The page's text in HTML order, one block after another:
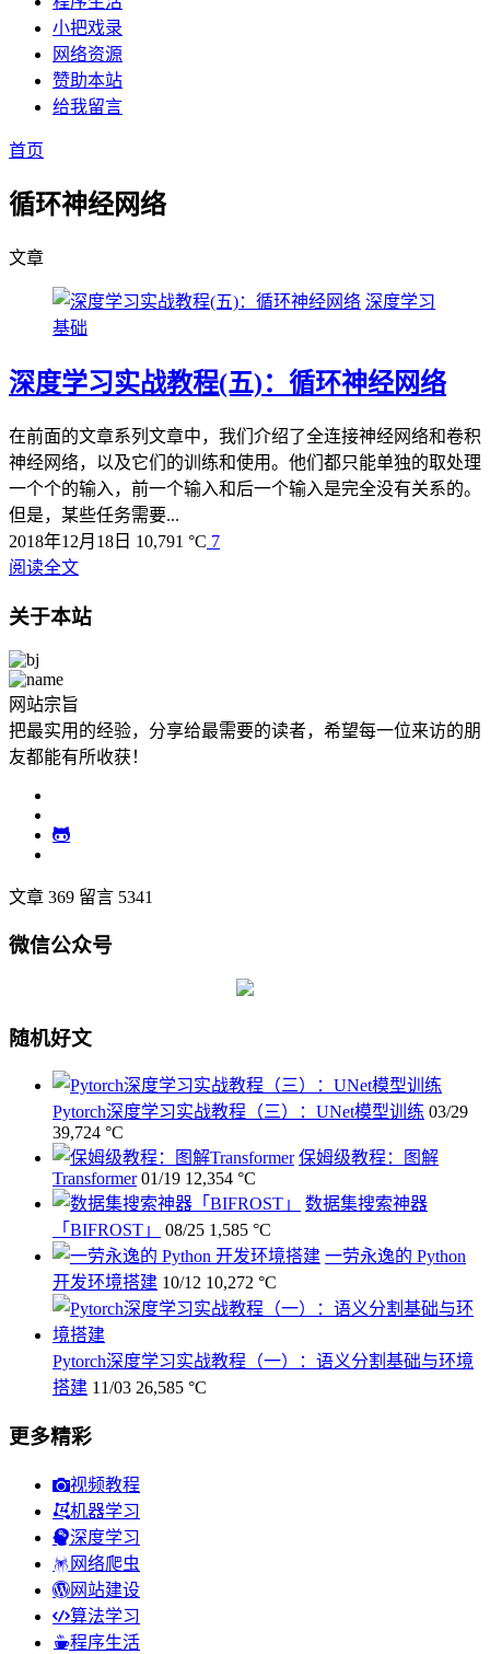
小把戏录
网络资源
赞助本站
给我留言
首页
循环神经网络
文章
深度学习
基础
深度学习实战教程(五)：循环神经网络
在前面的文章系列文章中，我们介绍了全连接神经网络和卷积
神经网络，以及它们的训练和使用。他们都只能单独的取处理
一个个的输入，前一个输入和后一个输入是完全没有关系的。
但是，某些任务需要...
2018年12月18日 10,791 °C 7
阅读全文
关于本站
网站宗旨
把最实用的经验，分享给最需要的读者，希望每一位来访的朋
友都能有所收获！
文章 369 留言 5341
微信公众号
随机好文
Pytorch深度学习实战教程（三）：UNet模型训练 03/29
39,724 °C
保姆级教程：图解
Transformer 01/19 12,354 °C
数据集搜索神器
「BIFROST」
08/25 1,585 °C
一劳永逸的 Python
开发环境搭建 10/12 10,272 °C
Pytorch深度学习实战教程（一）：语义分割基础与环境
搭建 11/03 26,585 °C
更多精彩
视频教程
机器学习
深度学习
网络爬虫
网站建设
算法学习
程序生活